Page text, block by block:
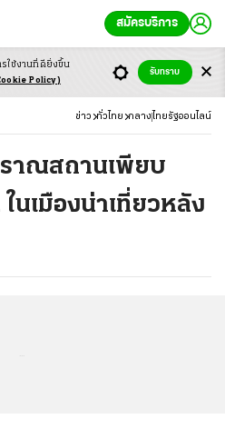
สมัครบริการ
ข่าว ทั่วไทย กลาง ไทยรัฐออนไลน์
าณสถานเพียบ
นเมืองน่าเที่ยวหลัง
ใช้งานที่ดียิ่งขึ้น
Policy)
รับทราบ